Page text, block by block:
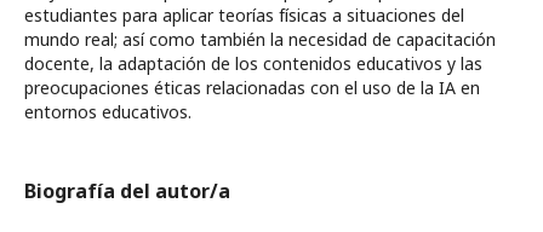
estudiantes para aplicar teorías físicas a situaciones del
mundo real; así como también la necesidad de capacitación
docente, la adaptación de los contenidos educativos y las
preocupaciones éticas relacionadas con el uso de la IA en
entornos educativos.
Biografía del autor/a